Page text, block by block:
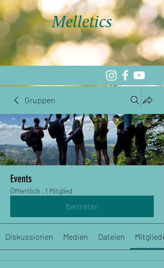
Melletics
Gruppen
Events
Öffentlich · 1 Mitglied
Beitreten
Diskussionen Medien Dateien